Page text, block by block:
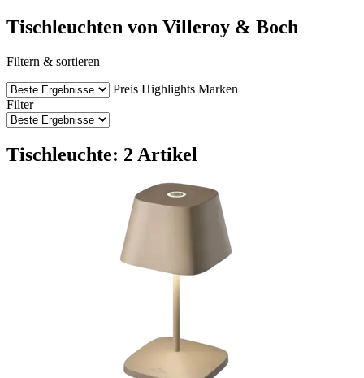
Tischleuchten von Villeroy & Boch
Filtern & sortieren
Preis Highlights Marken
Filter
Tischleuchte: 2 Artikel